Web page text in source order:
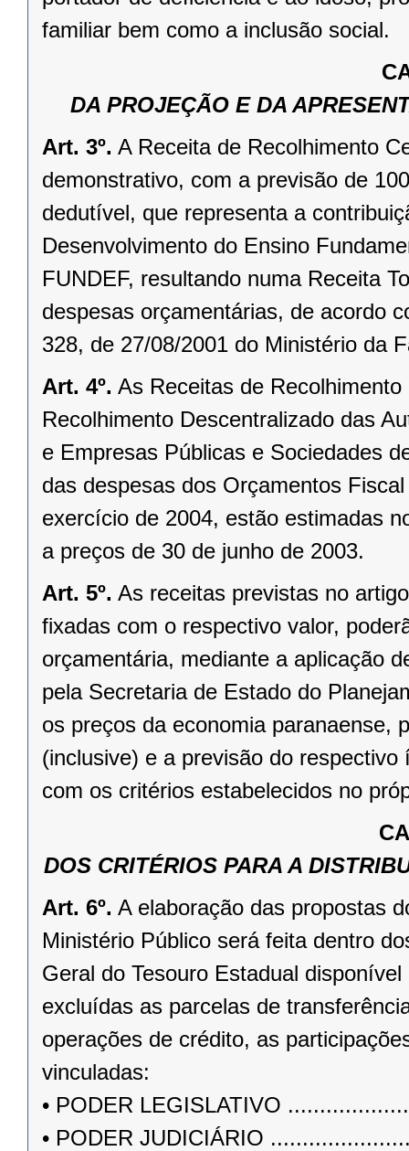
familiar bem como a inclusão social.
DA PROJEÇÃO E DA
Art. 3º. A Receita de Recolhimento
demonstrativo, com a previsão de
dedutível, que representa a
Desenvolvimento do Ensino
FUNDEF, resultando numa Receita
despesas orçamentárias, de acordo
328, de 27/08/2001 do Ministério da
Art. 4º. As Receitas de
Recolhimento Descentralizado das
e Empresas Públicas e Sociedades
das despesas dos Orçamentos
exercício de 2004, estão estimadas
a preços de 30 de junho de 2003.
Art. 5º. As receitas previstas no
fixadas com o respectivo valor,
orçamentária, mediante a aplicação
pela Secretaria de Estado do
os preços da economia paranaense,
(inclusive) e a previsão do
com os critérios estabelecidos no
DOS CRITÉRIOS PARA A
Art. 6º. A elaboração das propostas
Ministério Público será feita dentro
Geral do Tesouro Estadual
excluídas as parcelas de
operações de crédito, as
vinculadas:
• PODER LEGISLATIVO
• PODER JUDICIÁRIO